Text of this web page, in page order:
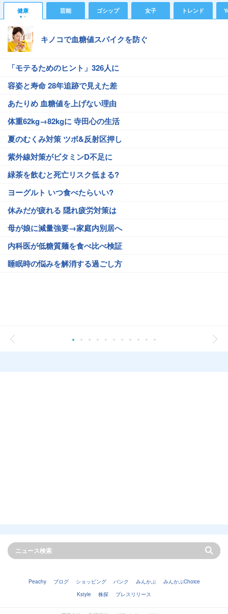
健康 芸能 ゴシップ 女子 トレンド
キノコで血糖値スパイクを防ぐ
「モテるためのヒント」326人に
容姿と寿命 28年追跡で見えた差
あたりめ 血糖値を上げない理由
体重62kg→82kgに 寺田心の生活
夏のむくみ対策 ツボ&反射区押し
紫外線対策がビタミンD不足に
緑茶を飲むと死亡リスク低まる?
ヨーグルト いつ食べたらいい?
休みだが疲れる 隠れ疲労対策は
母が娘に減量強要→家庭内別居へ
内科医が低糖質麺を食べ比べ検証
睡眠時の悩みを解消する過ごし方
Peachy ブログ ショッピング バンク みんかぶ
みんかぶChoice
Kstyle
株探 プレスリリース